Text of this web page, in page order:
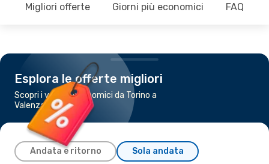
Migliori offerte Giorni più economici FAQ
Esplora le offerte migliori
Scopri i voli più economici da Torino a
Valenza
Andata e ritorno Sola andata